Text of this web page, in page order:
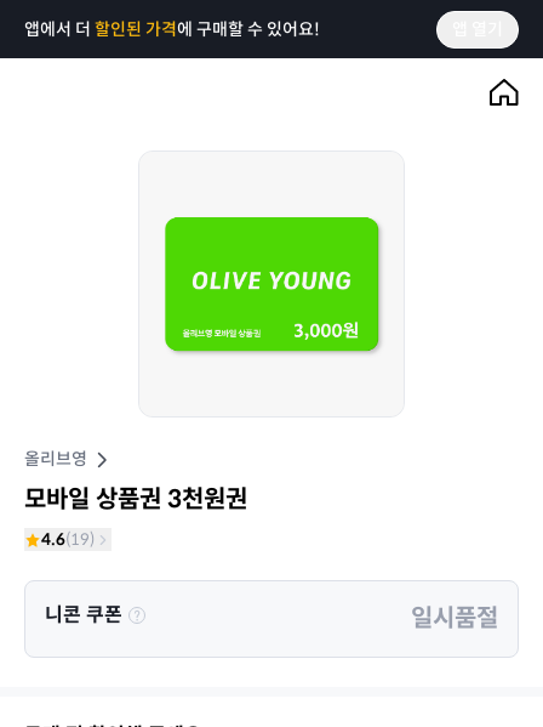
앱에서 더 할인된 가격에 구매할 수 있어요!
올리브영
모바일 상품권 3천원권
4.6(19)
니콘 쿠폰 일시품절